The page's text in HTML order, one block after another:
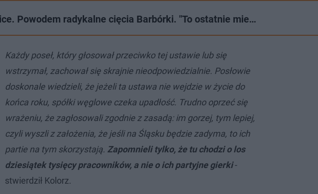
Powodem radykalne cięcia Barbórki. "To ostatnie mie…
Każdy poseł, który głosował przeciwko tej ustawie lub się
wstrzymał, zachował się skrajnie nieodpowiedzialnie. Posłowie
doskonale wiedzieli, że jeżeli ta ustawa nie wejdzie w życie do
końca roku, spółki węglowe czeka upadłość. Trudno oprzeć się
wrażeniu, że zagłosowali zgodnie z zasadą: im gorzej, tym lepiej,
czyli wyszli z założenia, że jeśli na Śląsku będzie zadyma, to ich
partie na tym skorzystają. Zapomnieli tylko, że tu chodzi o los
dziesiątek tysięcy pracowników, a nie o ich partyjne gierki-
stwierdził Kolorz.